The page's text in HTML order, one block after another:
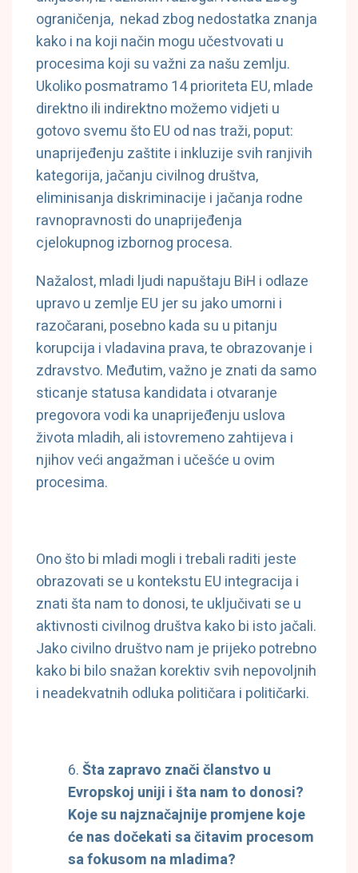
ograničenja, nekad zbog nedostatka znanja
kako i na koji način mogu učestvovati u
procesima koji su važni za našu zemlju.
Ukoliko posmatramo 14 prioriteta EU, mlade
direktno ili indirektno možemo vidjeti u
gotovo svemu što EU od nas traži, poput:
unaprijeđenju zaštite i inkluzije svih ranjivih
kategorija, jačanju civilnog društva,
eliminisanja diskriminacije i jačanja rodne
ravnopravnosti do unaprijeđenja
cjelokupnog izbornog procesa.
Nažalost, mladi ljudi napuštaju BiH i odlaze
upravo u zemlje EU jer su jako umorni i
razočarani, posebno kada su u pitanju
korupcija i vladavina prava, te obrazovanje i
zdravstvo. Međutim, važno je znati da samo
sticanje statusa kandidata i otvaranje
pregovora vodi ka unaprijeđenju uslova
života mladih, ali istovremeno zahtijeva i
njihov veći angažman i učešće u ovim
procesima.
Ono što bi mladi mogli i trebali raditi jeste
obrazovati se u kontekstu EU integracija i
znati šta nam to donosi, te uključivati se u
aktivnosti civilnog društva kako bi isto jačali.
Jako civilno društvo nam je prijeko potrebno
kako bi bilo snažan korektiv svih nepovoljnih
i neadekvatnih odluka političara i političarki.
Šta zapravo znači članstvo u
Evropskoj uniji i šta nam to donosi?
Koje su najznačajnije promjene koje
će nas dočekati sa čitavim procesom
sa fokusom na mladima?